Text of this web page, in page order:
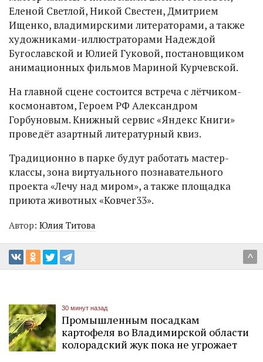
Еленой Светлой, Никой Свестен, Дмитрием
Ищенко, владимирскими литераторами, а также
художниками-иллюстраторами Надеждой
Бугославской и Юлией Гуковой, постановщиком
анимационных фильмов Мариной Курчевской.
На главной сцене состоится встреча с лётчиком-
космонавтом, Героем РФ Александром
Горбуновым. Книжный сервис «Яндекс Книги»
проведёт азартный литературный квиз.
Традиционно в парке будут работать мастер-
классы, зона виртуального познавательного
проекта «Лечу над миром», а также площадка
приюта животных «Ковчег33».
Автор: Юлия Титова
^
30 минут назад
Промышленным посадкам
картофеля во Владимирской области
колорадский жук пока не угрожает